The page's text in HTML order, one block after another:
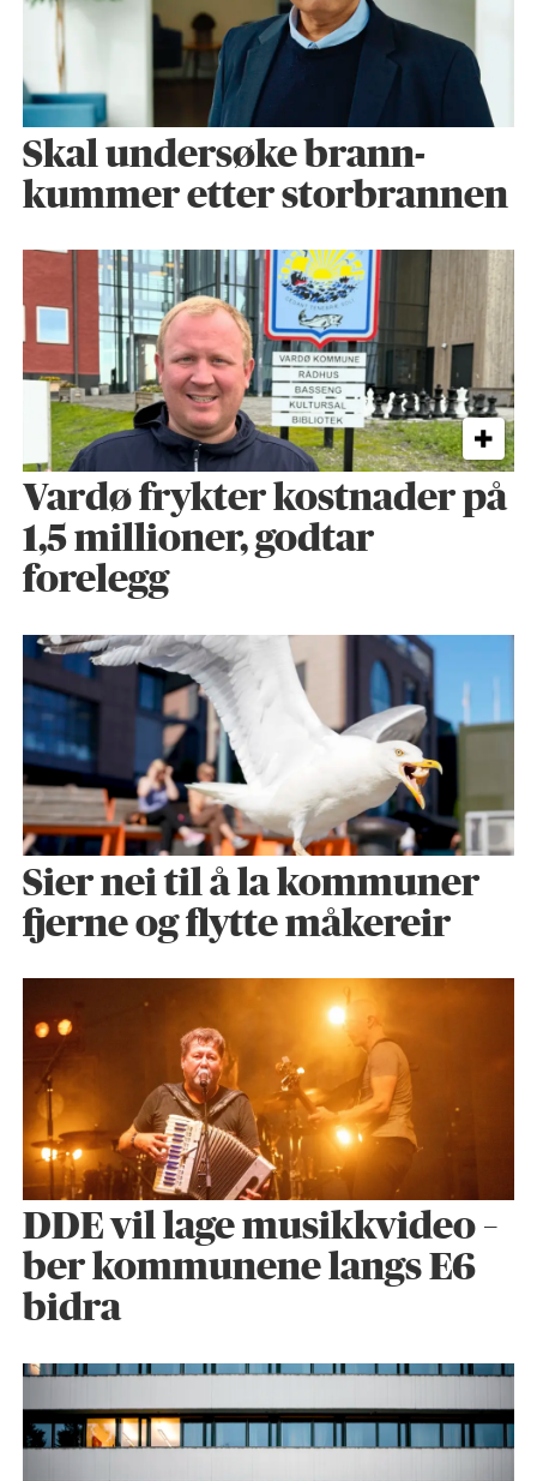
Skal undersøke brann­
kummer etter storbrannen
Vardø frykter kostnader på
1,5 millioner, godtar
forelegg
Sier nei til å la kommuner
fjerne og flytte måkereir
DDE vil lage musikkvideo –
ber kommunene langs E6
bidra